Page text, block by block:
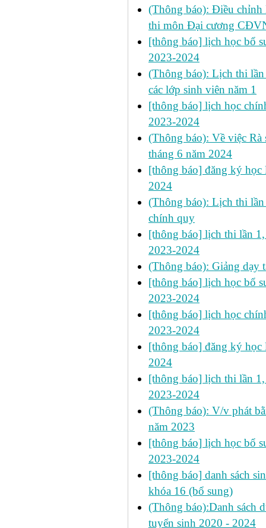
(Thông báo): Điều
thi môn Đại cương
[thông báo] lịch học bổ
2023-2024
(Thông báo): Lịch thi
các lớp sinh viên năm 1
[thông báo] lịch học
2023-2024
(Thông báo): Về việc
tháng 6 năm 2024
[thông báo] đăng ký
2024
(Thông báo): Lịch thi
chính quy
[thông báo] lịch thi lần
2023-2024
(Thông báo): Giảng dạy
[thông báo] lịch học bổ
2023-2024
[thông báo] lịch học
2023-2024
[thông báo] đăng ký
2024
[thông báo] lịch thi lần
2023-2024
(Thông báo): V/v phát
năm 2023
[thông báo] lịch học bổ
2023-2024
[thông báo] danh sách
khóa 16 (bổ sung)
(Thông báo):Danh sách
tuyển sinh 2020 - 2024